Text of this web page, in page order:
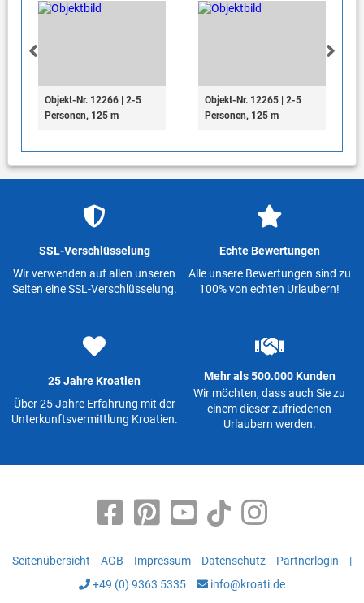
Objekt-Nr. 12266 | 2-5
Personen, 125 m
Objekt-Nr. 12265 | 2-5
Personen, 125 m
SSL-Verschlüsselung
Wir verwenden auf allen unseren
Seiten eine SSL-Verschlüsselung.
Echte Bewertungen
Alle unsere Bewertungen sind zu
100% von echten Urlaubern!
25 Jahre Kroatien
Über 25 Jahre Erfahrung mit der
Unterkunftsvermittlung Kroatien.
Mehr als 500.000 Kunden
Wir möchten, dass auch Sie zu
einem dieser zufriedenen
Urlaubern werden.
Seitenübersicht AGB Impressum Datenschutz Partnerlogin
|
+49 (0) 9363 5335
info@kroati.de